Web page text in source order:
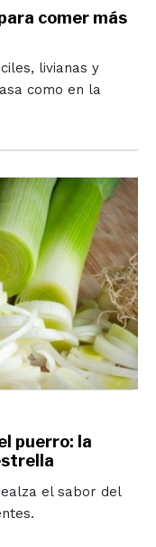
comer más
livianas y
como en la
puerro: la
el sabor del